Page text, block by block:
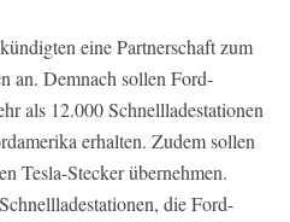
eine Partnerschaft zum
an. Demnach sollen Ford-
als 12.000 Schnellladestationen
erhalten. Zudem sollen
Tesla-Stecker übernehmen.
die Ford-